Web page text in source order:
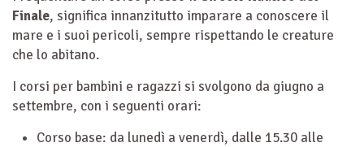
Finale, significa innanzitutto imparare a conoscere il
mare e i suoi pericoli, sempre rispettando le creature
che lo abitano.
I corsi per bambini e ragazzi si svolgono da giugno a
settembre, con i seguenti orari:
Corso base: da lunedì a venerdì, dalle 15.30 alle